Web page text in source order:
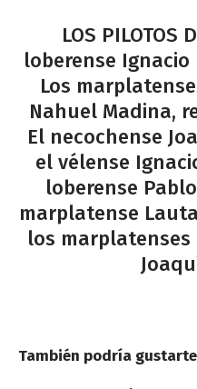
LOS PILOTOS
loberense Ignacio
Los
Nahuel Madina,
El necochense
el vélense
loberense
marplatense
los
También podría gustarte